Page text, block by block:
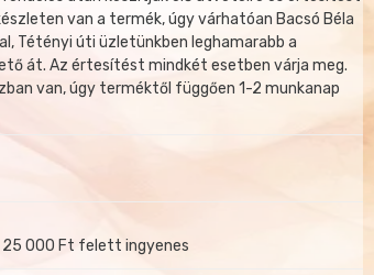
van a termék, úgy várhatóan Bacsó Béla
Tétényi úti üzletünkben leghamarabb a
át. Az értesítést mindkét esetben várja meg.
van, úgy terméktől függően 1-2 munkanap
000 Ft felett ingyenes